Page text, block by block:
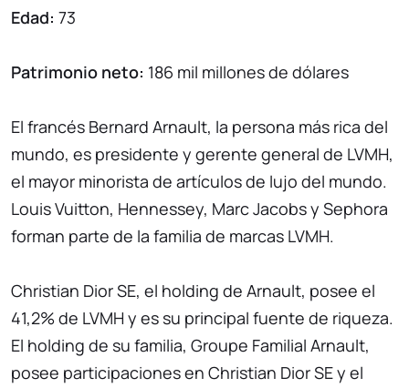
Edad: 73
Patrimonio neto: 186 mil millones de dólares
El francés Bernard Arnault, la persona más rica del
mundo, es presidente y gerente general de LVMH,
el mayor minorista de artículos de lujo del mundo.
Louis Vuitton, Hennessey, Marc Jacobs y Sephora
forman parte de la familia de marcas LVMH.
Christian Dior SE, el holding de Arnault, posee el
41,2% de LVMH y es su principal fuente de riqueza.
El holding de su familia, Groupe Familial Arnault,
posee participaciones en Christian Dior SE y el